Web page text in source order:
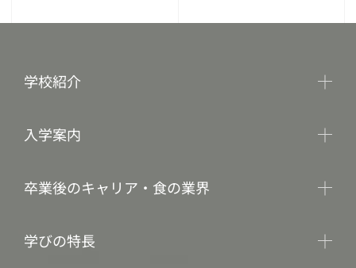
学校紹介
入学案内
卒業後のキャリア・食の業界
学びの特長